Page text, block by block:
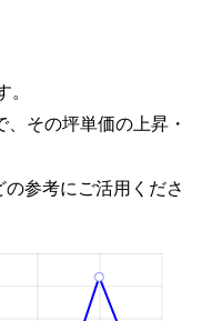
その坪単価の上昇・
参考にご活用くださ